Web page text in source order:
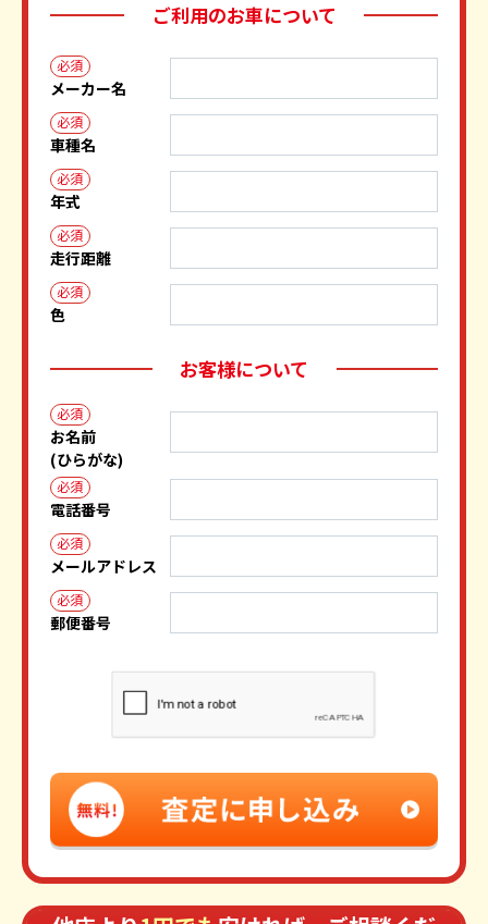
ご利用のお車について
必須
メーカー名
必須
車種名
必須
年式
必須
走行距離
必須
色
お客様について
必須
お名前
(ひらがな)
必須
電話番号
必須
メールアドレス
必須
郵便番号